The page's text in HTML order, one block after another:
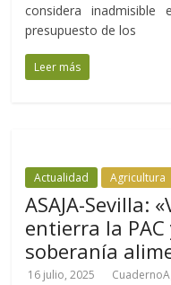
considera
presupuesto de los
Leer más
Actualidad Agricultura
ASAJA-Sevilla:
entierra la PAC
soberanía
16 julio, 2025